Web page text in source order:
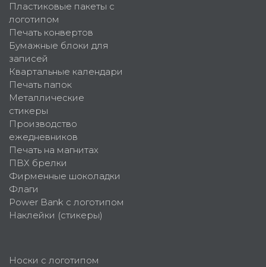
Пластиковые пакеты с
логотипом
Печать конвертов
Бумажные блоки для
записей
Квартальные календари
Печать папок
Металлические
стикеры
Производство
ежедневников
Печать на магнитах
ПВХ брелки
Фирменные шоколадки
Флаги
Power Bank с логотипом
Наклейки (стикеры)
Носки с логотипом